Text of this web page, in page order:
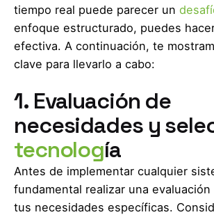
tiempo real puede parecer un
enfoque estructurado, puedes
efectiva. A continuación, te
clave para llevarlo a cabo:
1. Evaluación de
necesidades y
tecnología
Antes de implementar cualquier
fundamental realizar una
tus necesidades específicas.